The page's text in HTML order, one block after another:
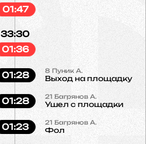
01:47
33:30
01:36
8 Пуник А.
Выход на площадку
01:28
21 Багрянов А.
Ушел с площадки
01:28
21 Багрянов А.
Фол
01:23